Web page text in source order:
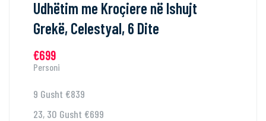
Udhëtim me Kroçiere në Ishujt
Grekë, Celestyal, 6 Dite
€699
Personi
9 Gusht €839
23, 30 Gusht €699